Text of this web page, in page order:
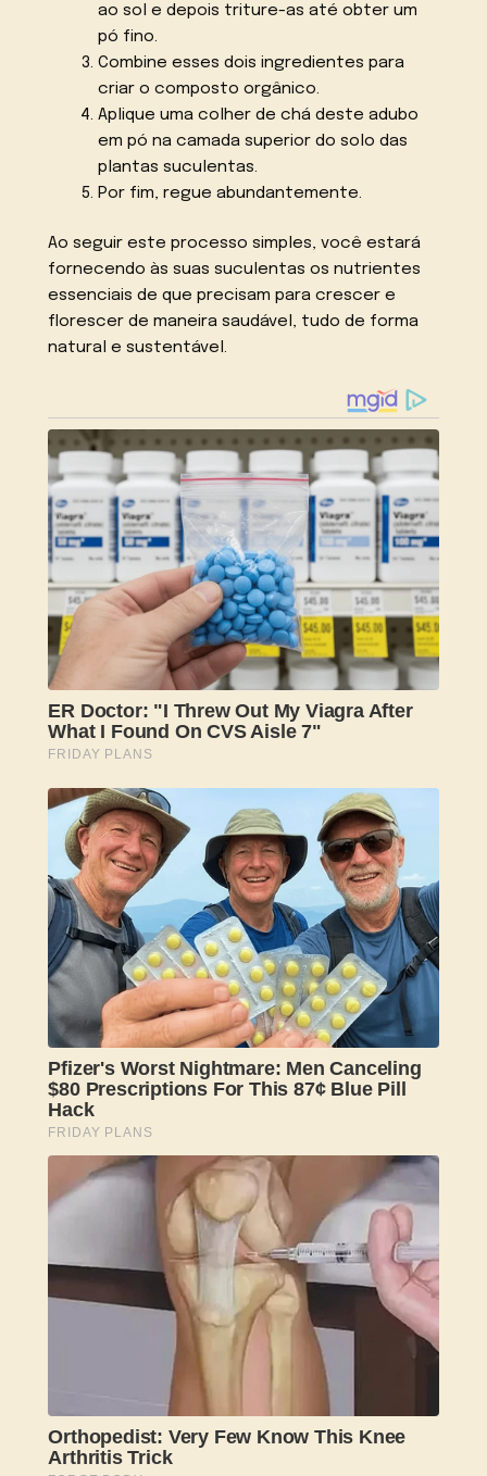
ao sol e depois triture-as até obter um
pó fino.
Combine esses dois ingredientes para
criar o composto orgânico.
Aplique uma colher de chá deste adubo
em pó na camada superior do solo das
plantas suculentas.
Por fim, regue abundantemente.
Ao seguir este processo simples, você estará
fornecendo às suas suculentas os nutrientes
essenciais de que precisam para crescer e
florescer de maneira saudável, tudo de forma
natural e sustentável.